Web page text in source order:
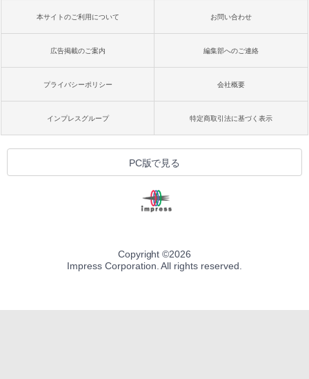
本サイトのご利用について お問い合わせ
広告掲載のご案内 編集部へのご連絡
プライバシーポリシー 会社概要
インプレスグループ 特定商取引法に基づく表示
PC版で見る
Copyright ©2026
Impress Corporation. All rights reserved.